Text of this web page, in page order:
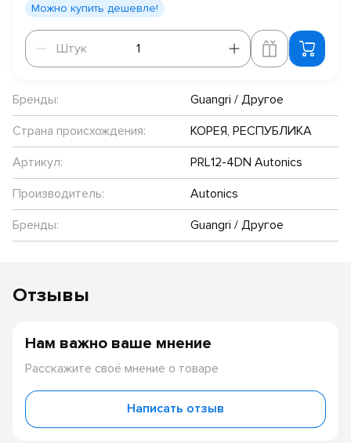
Можно купить дешевле!
Штук
Штук
Бренды:
Guangri / Другое
Страна происхождения:
КОРЕЯ, РЕСПУБЛИКА
Артикул:
PRL12-4DN Autonics
Производитель:
Autonics
Бренды:
Guangri / Другое
Отзывы
Нам важно ваше мнение
Расскажите своё мнение о товаре
Написать отзыв